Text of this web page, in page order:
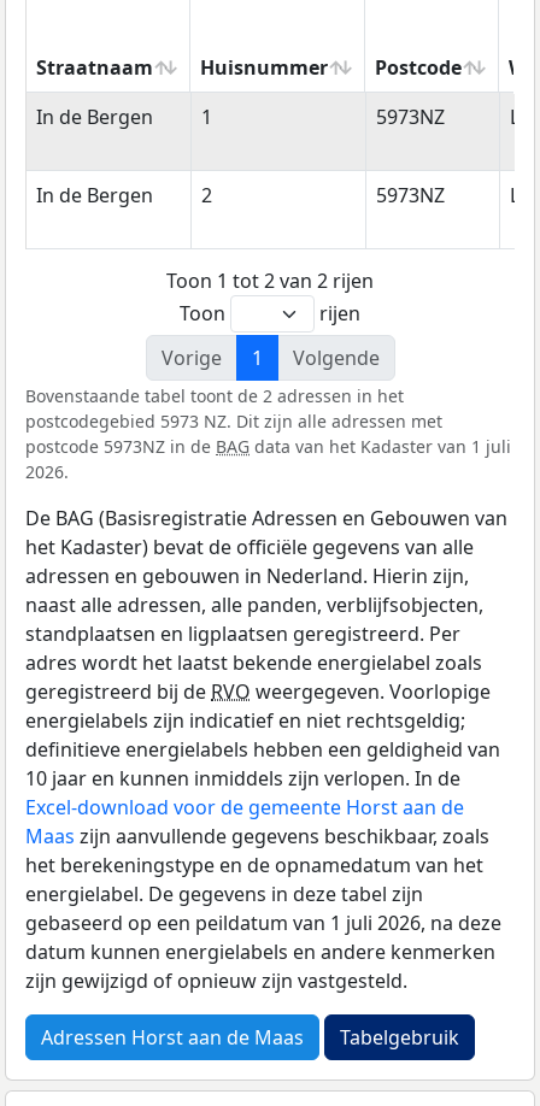
Straatnaam Huisnummer Postcode
Straatnaam
Huisnummer Postcode
In de Bergen 1 5973NZ
In de Bergen 2 5973NZ
Toon 1 tot 2 van 2 rijen
Toon
rijen
Vorige
1 Volgende
Bovenstaande tabel toont de 2 adressen in het
postcodegebied 5973 NZ. Dit zijn alle adressen met
postcode 5973NZ in de BAG data van het Kadaster van 1 juli
2026.
De BAG (Basisregistratie Adressen en Gebouwen van
het Kadaster) bevat de officiële gegevens van alle
adressen en gebouwen in Nederland. Hierin zijn,
naast alle adressen, alle panden, verblijfsobjecten,
standplaatsen en ligplaatsen geregistreerd. Per
adres wordt het laatst bekende energielabel zoals
geregistreerd bij de RVO weergegeven. Voorlopige
energielabels zijn indicatief en niet rechtsgeldig;
definitieve energielabels hebben een geldigheid van
10 jaar en kunnen inmiddels zijn verlopen. In de
Excel-download voor de gemeente Horst aan de
Maas zijn aanvullende gegevens beschikbaar, zoals
het berekeningstype en de opnamedatum van het
energielabel. De gegevens in deze tabel zijn
gebaseerd op een peildatum van 1 juli 2026, na deze
datum kunnen energielabels en andere kenmerken
zijn gewijzigd of opnieuw zijn vastgesteld.
Adressen Horst aan de Maas Tabelgebruik